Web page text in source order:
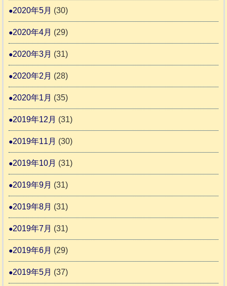
2020年5月 (30)
2020年4月 (29)
2020年3月 (31)
2020年2月 (28)
2020年1月 (35)
2019年12月 (31)
2019年11月 (30)
2019年10月 (31)
2019年9月 (31)
2019年8月 (31)
2019年7月 (31)
2019年6月 (29)
2019年5月 (37)